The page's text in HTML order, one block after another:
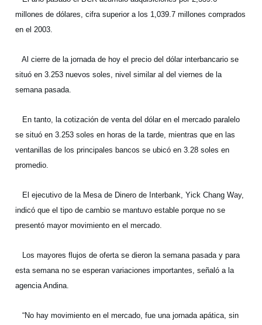
millones de dólares, cifra superior a los 1,039.7 millones comprados
en el 2003.
Al cierre de la jornada de hoy el precio del dólar interbancario se
situó en 3.253 nuevos soles, nivel similar al del viernes de la
semana pasada.
En tanto, la cotización de venta del dólar en el mercado paralelo
se situó en 3.253 soles en horas de la tarde, mientras que en las
ventanillas de los principales bancos se ubicó en 3.28 soles en
promedio.
El ejecutivo de la Mesa de Dinero de Interbank, Yick Chang Way,
indicó que el tipo de cambio se mantuvo estable porque no se
presentó mayor movimiento en el mercado.
Los mayores flujos de oferta se dieron la semana pasada y para
esta semana no se esperan variaciones importantes, señaló a la
agencia Andina.
“No hay movimiento en el mercado, fue una jornada apática, sin